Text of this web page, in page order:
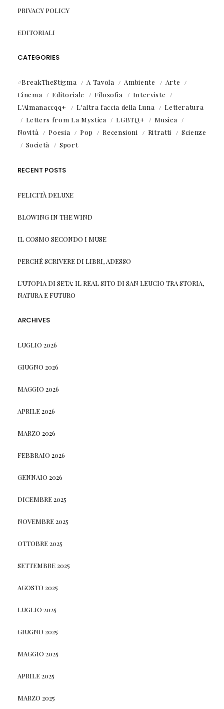
PRIVACY POLICY
EDITORIALI
CATEGORIES
#BreakTheStigma A Tavola Ambiente
Arte
Cinema
Editoriale Filosofia
Interviste
L'Almanaccqq+
L'altra faccia della Luna
Letteratura
Letters from La Mystica
LGBTQ+
Musica
Novità
Poesia Pop Recensioni Ritratti
Scienze
Società
Sport
RECENT POSTS
FELICITÀ DELUXE
BLOWING IN THE WIND
IL COSMO SECONDO I MUSE
PERCHÉ SCRIVERE DI LIBRI, ADESSO
L’UTOPIA DI SETA: IL REAL SITO DI SAN LEUCIO TRA STORIA,
NATURA E FUTURO
ARCHIVES
LUGLIO 2026
GIUGNO 2026
MAGGIO 2026
APRILE 2026
MARZO 2026
FEBBRAIO 2026
GENNAIO 2026
DICEMBRE 2025
NOVEMBRE 2025
OTTOBRE 2025
SETTEMBRE 2025
AGOSTO 2025
LUGLIO 2025
GIUGNO 2025
MAGGIO 2025
APRILE 2025
MARZO 2025